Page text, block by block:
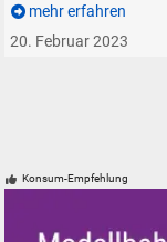
mehr erfahren
20. Februar 2023
Konsum-Empfehlung